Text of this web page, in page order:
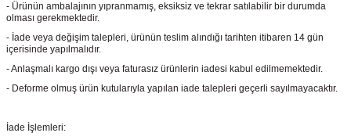
- Ürünün ambalajının yıpranmamış, eksiksiz ve tekrar satılabilir bir durumda
olması gerekmektedir.
- İade veya değişim talepleri, ürünün teslim alındığı tarihten itibaren 14 gün
içerisinde yapılmalıdır.
- Anlaşmalı kargo dışı veya faturasız ürünlerin iadesi kabul edilmemektedir.
- Deforme olmuş ürün kutularıyla yapılan iade talepleri geçerli sayılmayacaktır.
İade İşlemleri: